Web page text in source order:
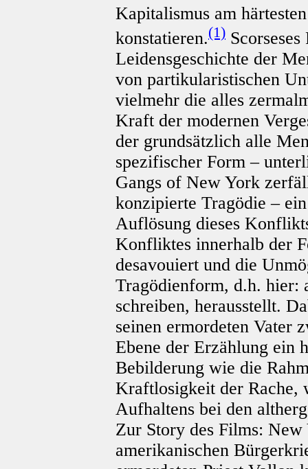
Kapitalismus am
konstatieren.(1)
Leidensgeschichte der
von partikularistischen
vielmehr die alles
Kraft der modernen
der grundsätzlich alle
spezifischer Form –
Gangs of New York
konzipierte Tragödie –
Auflösung dieses
Konfliktes innerhalb der
desavouiert und die
Tragödienform, d.h. hier:
schreiben, herausstellt.
seinen ermordeten Vater
Ebene der Erzählung ein
Bebilderung wie die
Kraftlosigkeit der Rache,
Aufhaltens bei den
Zur Story des Films:
amerikanischen